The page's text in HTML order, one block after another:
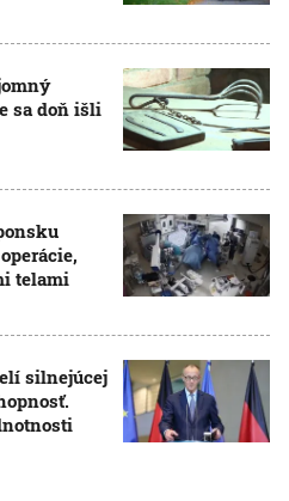
sa doň išli
telami
silnejúcej